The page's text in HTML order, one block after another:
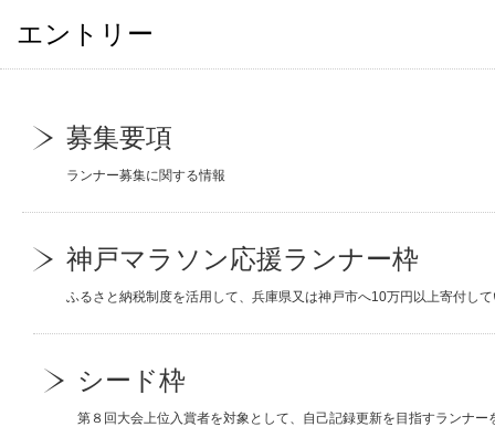
エントリー
募集要項
ランナー募集に関する情報
神戸マラソン応援ランナー枠
ふるさと納税制度を活用して、兵庫県又は神戸市へ10万円以上寄付し
シード枠
第８回大会上位入賞者を対象として、自己記録更新を目指すランナー